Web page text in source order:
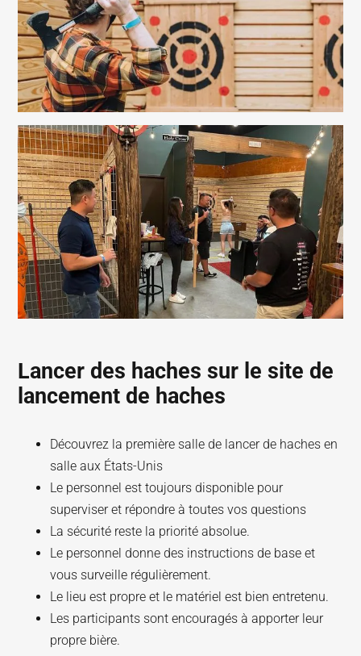
Lancer des haches sur le site de
lancement de haches
Découvrez la première salle de lancer de haches en
salle aux États-Unis
Le personnel est toujours disponible pour
superviser et répondre à toutes vos questions
La sécurité reste la priorité absolue.
Le personnel donne des instructions de base et
vous surveille régulièrement.
Le lieu est propre et le matériel est bien entretenu.
Les participants sont encouragés à apporter leur
propre bière.